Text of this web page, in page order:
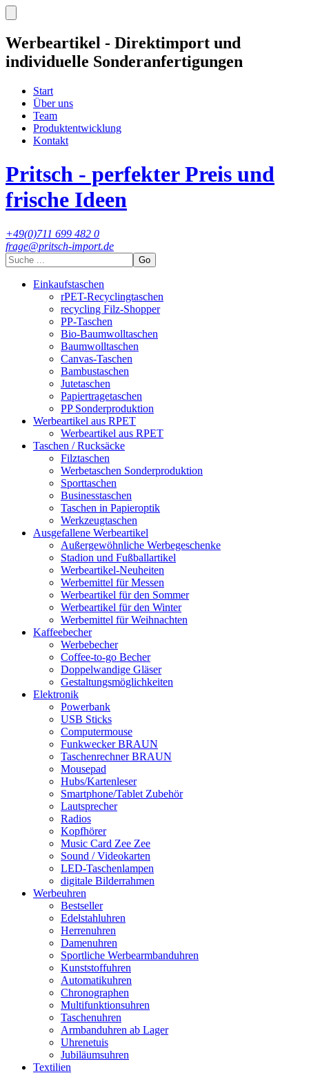
Werbeartikel - Direktimport und
individuelle Sonderanfertigungen
Start
Über uns
Team
Produktentwicklung
Kontakt
Pritsch - perfekter Preis und
frische Ideen
+49(0)711 699 482 0
frage@pritsch-import.de
Go
Einkaufstaschen
rPET-Recyclingtaschen
recycling Filz-Shopper
PP-Taschen
Bio-Baumwolltaschen
Baumwolltaschen
Canvas-Taschen
Bambustaschen
Jutetaschen
Papiertragetaschen
PP Sonderproduktion
Werbeartikel aus RPET
Werbeartikel aus RPET
Taschen / Rucksäcke
Filztaschen
Werbetaschen Sonderproduktion
Sporttaschen
Businesstaschen
Taschen in Papieroptik
Werkzeugtaschen
Ausgefallene Werbeartikel
Außergewöhnliche Werbegeschenke
Stadion und Fußballartikel
Werbeartikel-Neuheiten
Werbemittel für Messen
Werbeartikel für den Sommer
Werbeartikel für den Winter
Werbemittel für Weihnachten
Kaffeebecher
Werbebecher
Coffee-to-go Becher
Doppelwandige Gläser
Gestaltungsmöglichkeiten
Elektronik
Powerbank
USB Sticks
Computermouse
Funkwecker BRAUN
Taschenrechner BRAUN
Mousepad
Hubs/Kartenleser
Smartphone/Tablet Zubehör
Lautsprecher
Radios
Kopfhörer
Music Card Zee Zee
Sound / Videokarten
LED-Taschenlampen
digitale Bilderrahmen
Werbeuhren
Bestseller
Edelstahluhren
Herrenuhren
Damenuhren
Sportliche Werbearmbanduhren
Kunststoffuhren
Automatikuhren
Chronographen
Multifunktionsuhren
Taschenuhren
Armbanduhren ab Lager
Uhrenetuis
Jubiläumsuhren
Textilien